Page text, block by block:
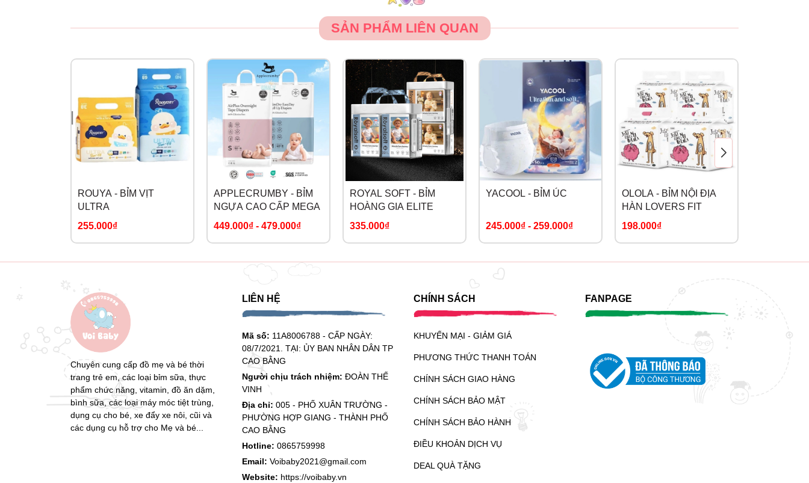
SẢN PHẨM LIÊN QUAN
ROUYA - BỈM VỊT
ULTRA
255.000₫
APPLECRUMBY - BỈM
NGỰA CAO CẤP MEGA
449.000₫ - 479.000₫
ROYAL SOFT - BỈM
HOÀNG GIA ELITE
335.000₫
YACOOL - BỈM ÚC
245.000₫ - 259.000₫
OLOLA - BỈM NỘI ĐỊA
HÀN LOVERS FIT
198.000₫
Chuyên cung cấp đồ mẹ và bé thời
trang trẻ em, các loại bỉm sữa, thực
phẩm chức năng, vitamin, đồ ăn dặm,
bình sữa, các loại máy móc tiệt trùng,
dụng cụ cho bé, xe đẩy xe nôi, cũi và
các dụng cụ hỗ trợ cho Mẹ và bé...
LIÊN HỆ
Mã số: 11A8006788 - CẤP NGÀY:
08/7/2021. TẠI: ỦY BAN NHÂN DÂN TP
CAO BẰNG
Người chịu trách nhiệm: ĐOÀN THẾ
VINH
Địa chỉ: 005 - PHỐ XUÂN TRƯỜNG -
PHƯỜNG HỢP GIANG - THÀNH PHỐ
CAO BẰNG
Hotline: 0865759998
Email: Voibaby2021@gmail.com
Website: https://voibaby.vn
CHÍNH SÁCH
KHUYẾN MẠI - GIẢM GIÁ
PHƯƠNG THỨC THANH TOÁN
CHÍNH SÁCH GIAO HÀNG
CHÍNH SÁCH BẢO MẬT
CHÍNH SÁCH BẢO HÀNH
ĐIỀU KHOẢN DỊCH VỤ
DEAL QUÀ TẶNG
FANPAGE